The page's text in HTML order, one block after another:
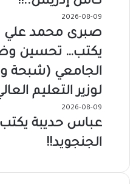
2026-08-09
صبرى محمد علي
يكتب… تحسين
الجامعي (شبحة
لوزير التعليم
2026-08-09
عباس حديبة
الجنجويد!!